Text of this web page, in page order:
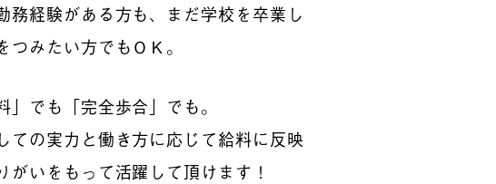
務経験がある方も、まだ学校を卒業し
つみたい方でもＯＫ。
」でも「完全歩合」でも。
ての実力と働き方に応じて給料に反映
がいをもって活躍して頂けます！